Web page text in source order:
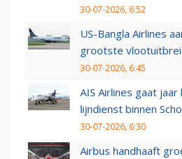
30-07-2026, 6:52
US-Bangla Airlines
grootste
30-07-2026, 6:45
AIS Airlines gaat
lijndienst binnen
30-07-2026, 6:30
Airbus handhaaft